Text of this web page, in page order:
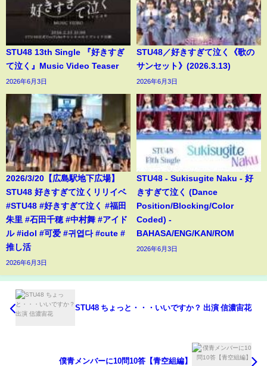
STU48 13th Single 『好きすぎ
て泣く』Music Video Teaser
2026年6月3日
STU48／好きすぎて泣く《歌の
サンセット》(2026.3.13)
2026年6月3日
2026/3/20【広島駅地下広場】
STU48 好きすぎて泣くリリイベ
#STU48 #好きすぎて泣く #福田
朱里 #石田千穂 #中村舞 #アイド
ル #idol #可爱 #귀엽다 #cute #
推し活
2026年6月3日
STU48 - Sukisugite Naku - 好
きすぎて泣く (Dance
Position/Blocking/Color
Coded) -
BAHASA/ENG/KAN/ROM
2026年6月3日
STU48 ちょっと・・・いいですか？ 出演 信濃宙花
僕青メンバーに10問10答【青空組編】